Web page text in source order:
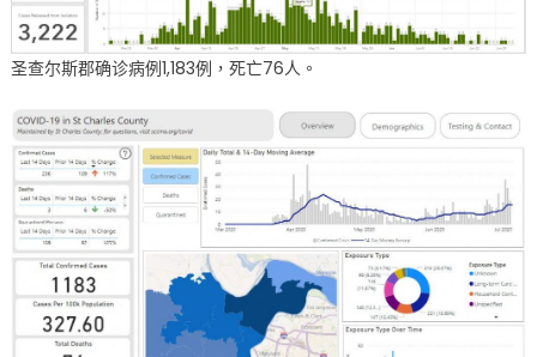
圣查尔斯郡确诊病例1,183例，死亡76人。